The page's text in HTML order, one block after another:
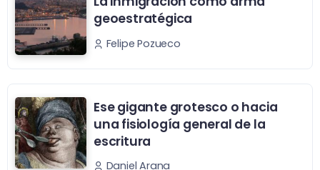
geoestratégica
Felipe Pozueco
Ese gigante grotesco o hacia
una fisiología general de la
escritura
Daniel Arana